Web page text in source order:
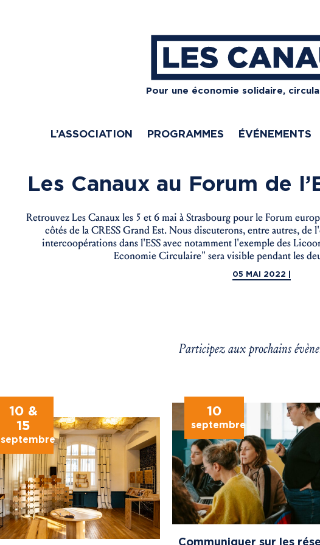
Pour une économie solidaire,
L’ASSOCIATION PROGRAMMES ÉVÉNEMENTS
Les Canaux au Forum de
Retrouvez Les Canaux les 5 et 6 mai à Strasbourg pour le Forum
côtés de la CRESS Grand Est. Nous discuterons, entre autres,
intercoopérations dans l'ESS avec notamment l'exemple des
Economie Circulaire" sera visible pendant les
05 MAI 2022 |
Participez aux prochains
10 &
15
septembre
10
septembre
Communiquer sur les